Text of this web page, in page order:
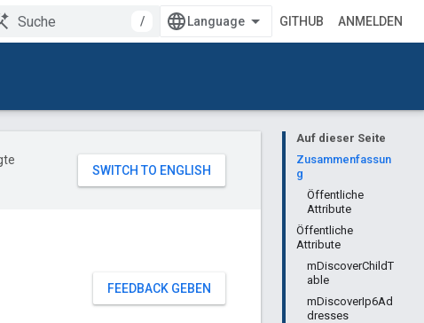
/ GITHUB ANMELDEN
Auf dieser Seite
Zusammenfassun
g
Öffentliche
Attribute
Öffentliche
Attribute
mDiscoverChildT
able
mDiscoverIp6Ad
dresses
FEEDBACK GEBEN